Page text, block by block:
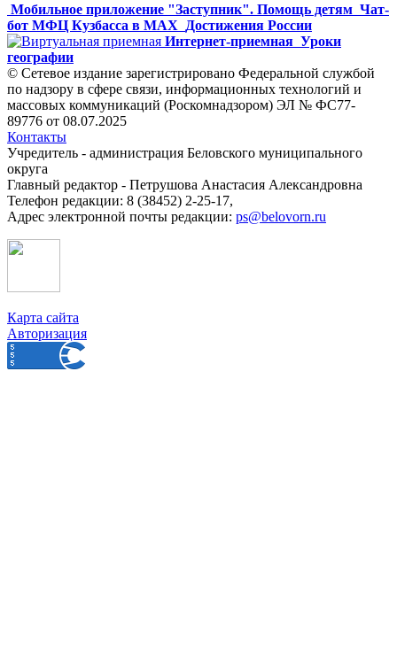
Мобильное приложение "Заступник". Помощь детям Чат-
бот МФЦ Кузбасса в MAX
Достижения России
Интернет-приемная Уроки
географии
© Сетевое издание зарегистрировано Федеральной службой
по надзору в сфере связи, информационных технологий и
массовых коммуникаций (Роскомнадзором) ЭЛ № ФС77-
89776 от 08.07.2025
Контакты
Учредитель - администрация Беловского муниципального
округа
Главный редактор - Петрушова Анастасия Александровна
Телефон редакции: 8 (38452) 2-25-17,
Адрес электронной почты редакции: ps@belovorn.ru
Карта сайта
Авторизация